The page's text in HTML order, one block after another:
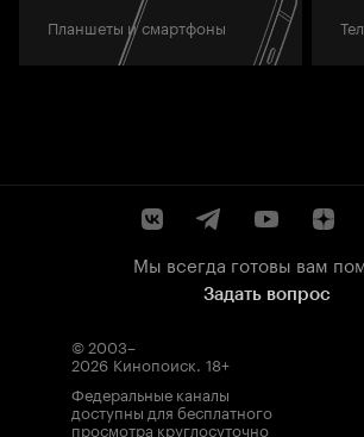
Планшеты и смартфоны
Мы всегда готовы вам
Задать вопрос
© 2003–
2026 Кинопоиск. 18+
Федеральные каналы
доступны для бесплатного
просмотра круглосуточно